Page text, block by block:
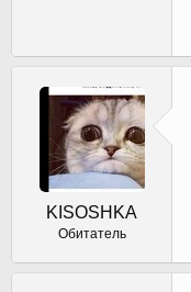
KISOSHKA
Обитатель